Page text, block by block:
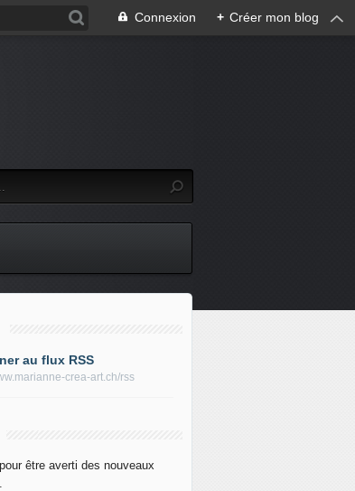
Connexion + Créer mon blog
au flux RSS
crea-art.ch/rss
être averti des nouveaux